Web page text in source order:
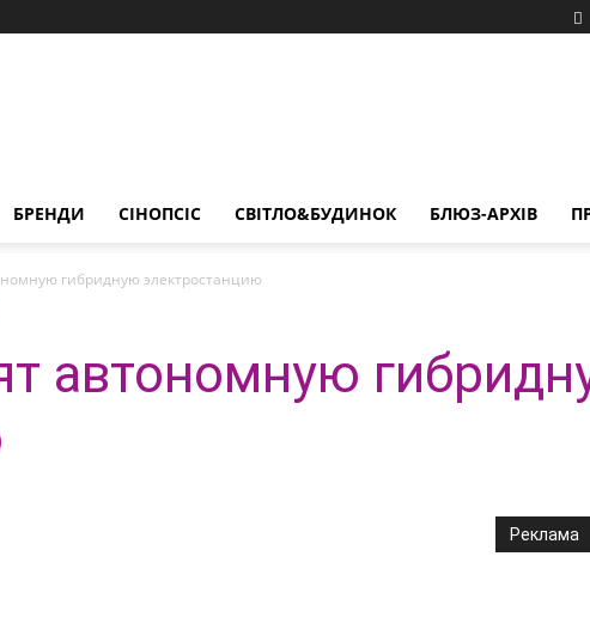
БРЕНДИ СІНОПСІС СВІТЛО&БУДИНОК БЛЮЗ-АРХІВ
гибридную электростанцию
автономную
Реклама